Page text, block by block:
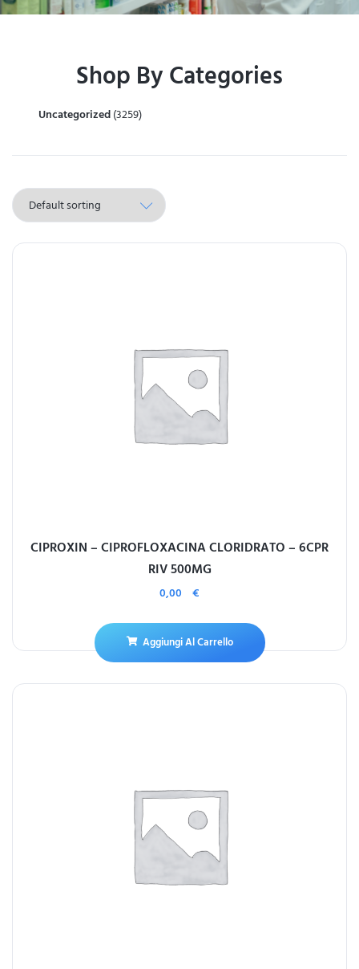
Shop By Categories
Uncategorized(3259)
CIPROXIN – CIPROFLOXACINA CLORIDRATO – 6CPR
RIV 500MG
0,00 €
Aggiungi Al Carrello